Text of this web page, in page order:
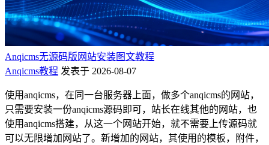
Anqicms无源码版网站安装图文教程
Anqicms教程 发表于 2026-08-07
使用anqicms，在同一台服务器上面，做多个anqicms的网站，
只需要安装一份anqicms源码即可，站长在线其他的网站，也
使用anqicms搭建，从这一个网站开始，就不需要上传源码就
可以无限增加网站了。新增加的网站，其使用的模板，附件，